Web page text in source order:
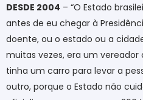
DESDE 2004 – “O Estado
antes de eu chegar à
doente, ou o estado ou a
muitas vezes, era um
tinha um carro para levar a
outro, porque o Estado não